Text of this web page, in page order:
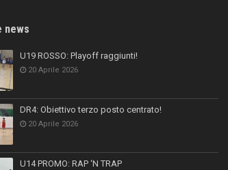
news
U19 ROSSO: Playoff raggiunti!
20 Aprile 2026
DR4: Obiettivo terzo posto centrato!
20 Aprile 2026
U14 PROMO: RAP ‘N TRAP